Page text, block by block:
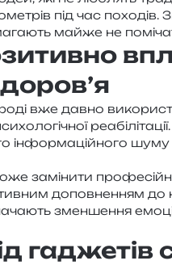
під час
майже не
вже давно
інфор­ма­цій­но­го
замі­ни­ти
допов­не­н­ням до
змен­ше­н­ня